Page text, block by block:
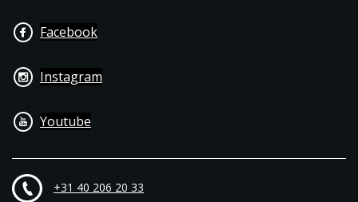
Facebook
Instagram
Youtube
+31 40 206 20 33